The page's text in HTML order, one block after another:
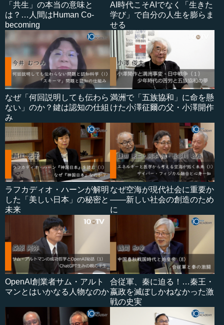
「共生」の本当の意味と
は？…人間はHuman Co-
becoming
AI時代こそAIでなく「生きた
学び」で自分の人生を膨らま
せる
なぜ「何回説明しても伝わら
ない」のか？鍵は認知の仕組
み
満洲で「五族協和」に命を懸
けた小澤征爾の父・小澤開作
ラフカディオ・ハーンが解明
した「美しい日本」の秘密と
未来
なぜ空海が現代社会に重要か
――新しい社会の創造のため
に
OpenAI創業者サム・アルト
マンとはいかなる人物なのか
合従軍、秦に迫る！…秦王・
嬴政を滅ぼしかねなかった激
戦の史実